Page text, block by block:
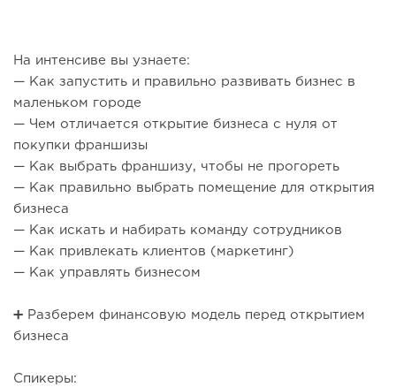
На интенсиве вы узнаете:
— Как запустить и правильно развивать бизнес в
маленьком городе
— Чем отличается открытие бизнеса с нуля от
покупки франшизы
— Как выбрать франшизу, чтобы не прогореть
— Как правильно выбрать помещение для открытия
бизнеса
— Как искать и набирать команду сотрудников
— Как привлекать клиентов (маркетинг)
— Как управлять бизнесом
➕ Разберем финансовую модель перед открытием
бизнеса
Спикеры: